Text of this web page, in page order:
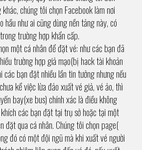
chúng tôi chọn Facebook làm nơi
hầu như ai cũng dùng nền tảng này, có
trường hợp khẩn cấp.
một cá nhân để đặt vé: như các bạn đã
trường hợp giả mạo(bị hack tài khoản
các bạn đặt nhiều lần tin tưởng nhưng nếu
kể việc lừa đảo xuất vé giả, vé ảo, thì
bay(xe bus) chính xác là điều không
các bạn đặt tại trụ sở hoặc tại một
đặt qua cá nhân. Chúng tôi chọn page(
đó có một đội ngũ mà khi xuất vé người